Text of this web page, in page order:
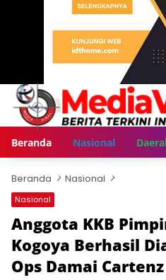
Beranda Nasional
Beranda Nasional
Nasional
Anggota KKB
Kogoya Berhasil
Ops Damai Cartenz